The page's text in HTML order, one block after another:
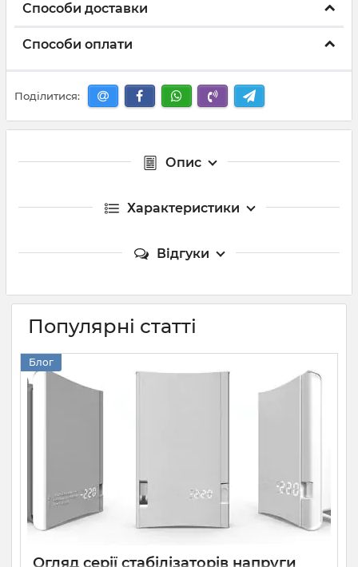
Способи доставки
Способи оплати
Поділитися:
Опис
Характеристики
Відгуки
Популярні статті
Блог
Огляд серії стабілізаторів напруги